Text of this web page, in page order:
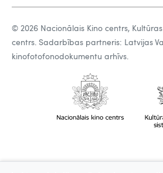
© 2026 Nacionālais Kino centrs,
centrs. Sadarbības partneris: Latvijas
kinofotofonodokumentu arhīvs.